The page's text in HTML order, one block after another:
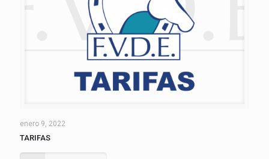
enero 9, 2022
TARIFAS